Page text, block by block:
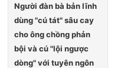
Người đàn bà bản lĩnh
dùng "cú tát" sâu cay
cho ông chồng phản
bội và cú "lội ngược
dòng" với tuyên ngôn